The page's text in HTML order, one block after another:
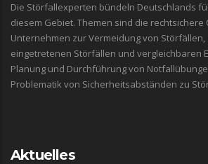
Die Störfallexperten bündeln Deutschlands
diesem Gebiet. Themen sind die rechtsichere
Unternehmen zur Vermeidung von Störfällen,
eingetretenen Störfällen und vergleichbaren
Planung und Durchführung von
Problematik von Sicherheitsabständen zu
Aktuelles